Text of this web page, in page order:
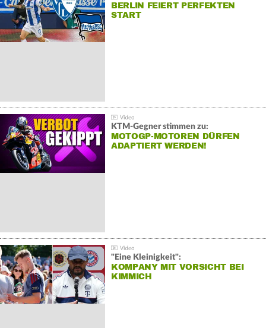
BERLIN FEIERT PERFEKTEN
START
KTM-Gegner stimmen zu:
MOTOGP-MOTOREN DÜRFEN
ADAPTIERT WERDEN!
"Eine Kleinigkeit":
KOMPANY MIT VORSICHT BEI
KIMMICH